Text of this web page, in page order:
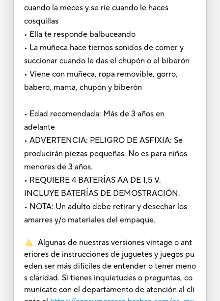
cuando la meces y se ríe cuando le haces
cosquillas
• Ella te responde balbuceando
• La muñeca hace tiernos sonidos de comer y
succionar cuando le das el chupón o el biberón
• Viene con muñeca, ropa removible, gorro,
babero, manta, chupón y biberón
• Edad recomendada: Más de 3 años en
adelante
• ADVERTENCIA: PELIGRO DE ASFIXIA: Se
producirán piezas pequeñas. No es para niños
menores de 3 años.
• REQUIERE 4 BATERÍAS AA DE 1,5 V.
INCLUYE BATERÍAS DE DEMOSTRACIÓN.
• NOTA: Un adulto debe retirar y desechar los
amarres y/o materiales del empaque.
Algunas de nuestras versiones vintage o ant
eriores de instrucciones de juguetes y juegos pu
eden ser más difíciles de entender o tener meno
s claridad. Si tienes inquietudes o preguntas, co
munícate con el departamento de atención al cli